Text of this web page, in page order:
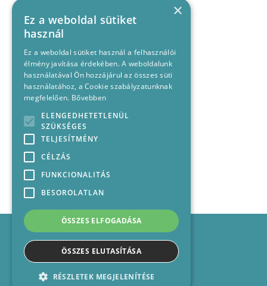
Impresszum
Médiajánlat
Felhasználási feltételek
Kapcsolat
×
Ez a weboldal sütiket
használ
Ez a weboldal sütiket használ a felhasználói
élmény javítása érdekében. A weboldalunk
használatával Ön hozzájárul az összes süti
használatához, a Cookie szabályzatunknak
megfelelően. Bővebben
ELENGEDHETETLENÜL
SZÜKSÉGES
TELJESÍTMÉNY
CÉLZÁS
FUNKCIONALITÁS
BESOROLATLAN
ÖSSZES ELFOGADÁSA
ÖSSZES ELUTASÍTÁSA
RÉSZLETEK MEGJELENÍTÉSE